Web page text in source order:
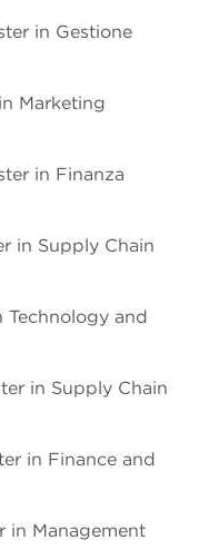
in Gestione
Marketing
in Finanza
in Supply Chain
Technology and
in Supply Chain
in Finance and
in Management